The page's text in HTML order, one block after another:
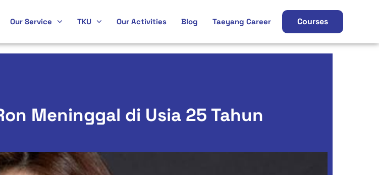
Our Service TKU Our Activities Blog Taeyang Career Courses
Meninggal di Usia 25 Tahun